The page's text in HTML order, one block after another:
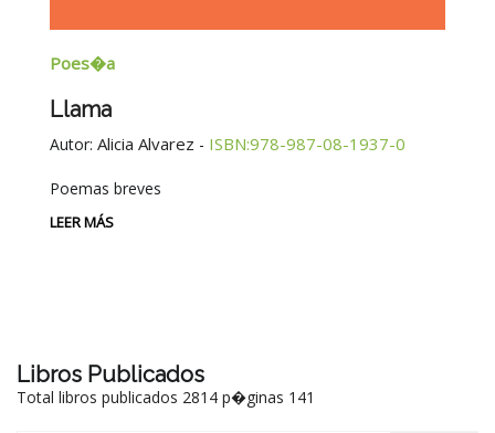
Poes�a
Llama
Autor: Alicia Alvarez - ISBN:978-987-08-1937-0
Poemas breves
LEER MÁS
Libros Publicados
Total libros publicados 2814 p�ginas 141